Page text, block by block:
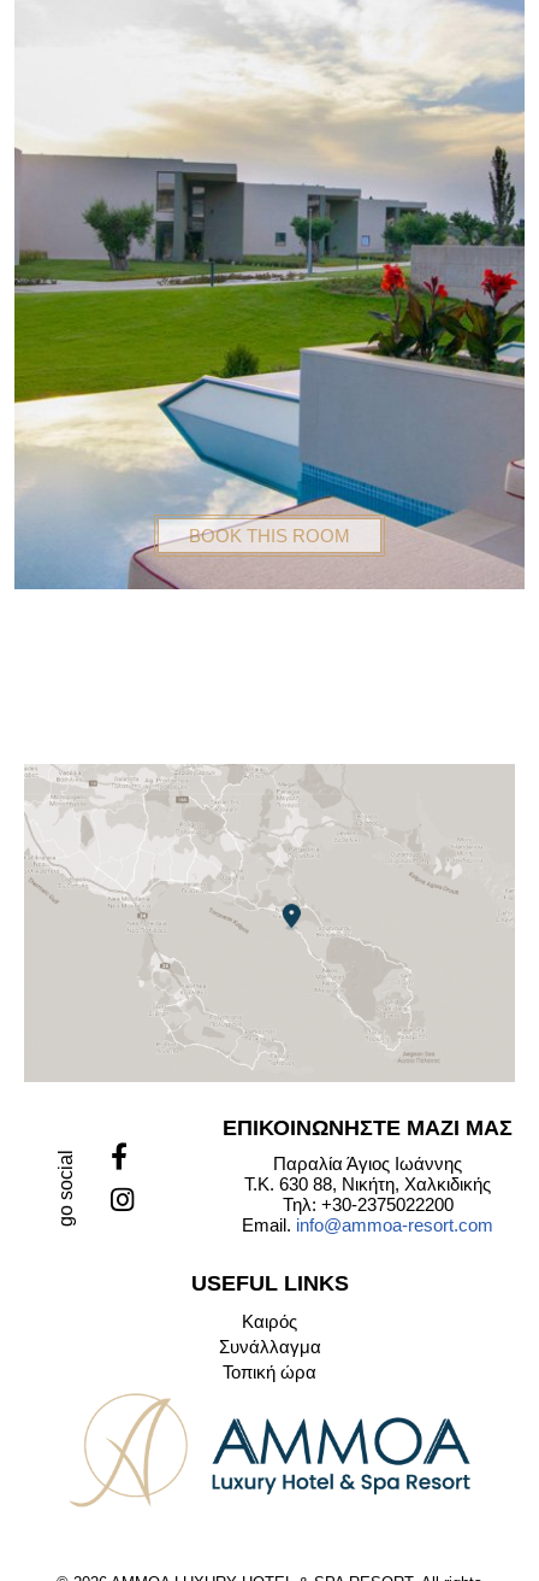
BOOK THIS ROOM
go social
ΕΠΙΚΟΙΝΩΝΗΣΤΕ ΜΑΖΙ ΜΑΣ
Παραλία Άγιος Ιωάννης
Τ.Κ. 630 88, Νικήτη, Χαλκιδικής
Τηλ: +30-2375022200
Email. info@ammoa-resort.com
USEFUL LINKS
Καιρός
Συνάλλαγμα
Τοπική ώρα